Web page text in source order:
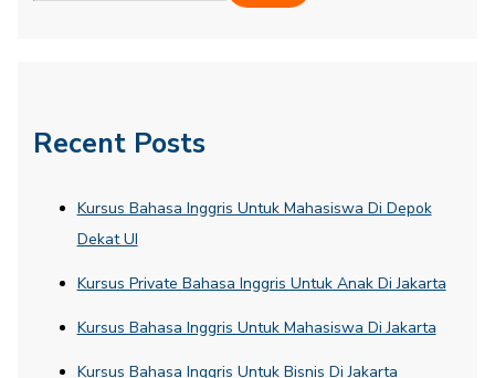
Recent Posts
Kursus Bahasa Inggris Untuk Mahasiswa Di Depok
Dekat UI
Kursus Private Bahasa Inggris Untuk Anak Di Jakarta
Kursus Bahasa Inggris Untuk Mahasiswa Di Jakarta
Kursus Bahasa Inggris Untuk Bisnis Di Jakarta